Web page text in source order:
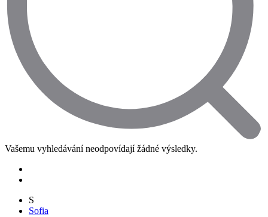
Vašemu vyhledávání neodpovídají žádné výsledky.
S
Sofia